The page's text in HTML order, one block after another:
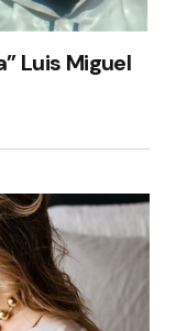
Luis Miguel